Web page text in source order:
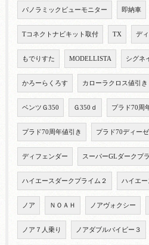
パノラミックビューモニター 即納車
Tコネクトナビキット取付 TX デ
もでりすた MODELLISTA シグネ
かろーらくろす カローラクロス値引き
ベンツＧ350 Ｇ350ｄ プラド70周
プラド70周年値引き プラド70ディー
ディフェンダー スーパーGLダークプ
ハイエースダークプライム２ ハイエー
ノア ＮＯＡＨ ノアヴォクシー
ノア７人乗り ノアダブルバイビー３